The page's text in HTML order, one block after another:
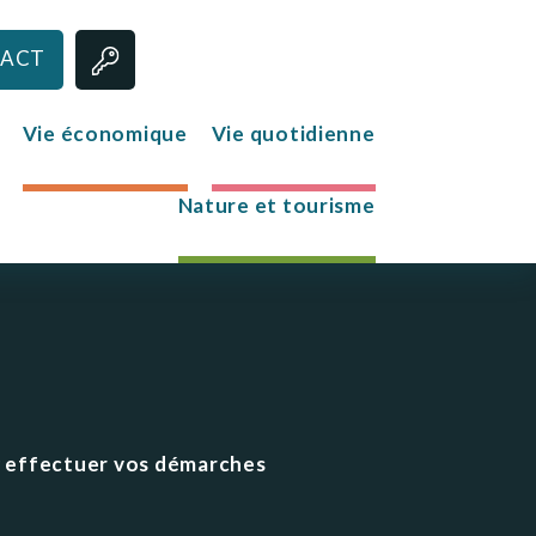
Vie économique Vie quotidienne
Nature et tourisme
effectuer vos démarches